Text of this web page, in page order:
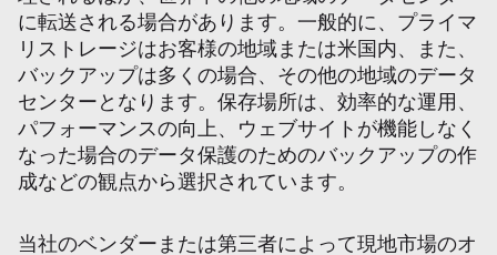
に転送される場合があります。一般的に、プライマ
リストレージはお客様の地域または米国内、また、
バックアップは多くの場合、その他の地域のデータ
センターとなります。保存場所は、効率的な運用、
パフォーマンスの向上、ウェブサイトが機能しなく
なった場合のデータ保護のためのバックアップの作
成などの観点から選択されています。
当社のベンダーまたは第三者によって現地市場のオ